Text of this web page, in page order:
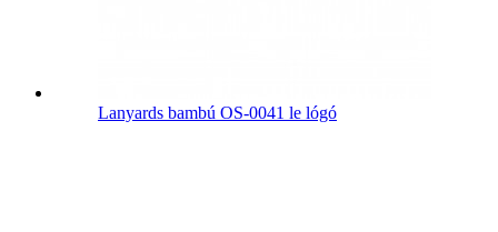
Lanyards bambú OS-0041 le lógó